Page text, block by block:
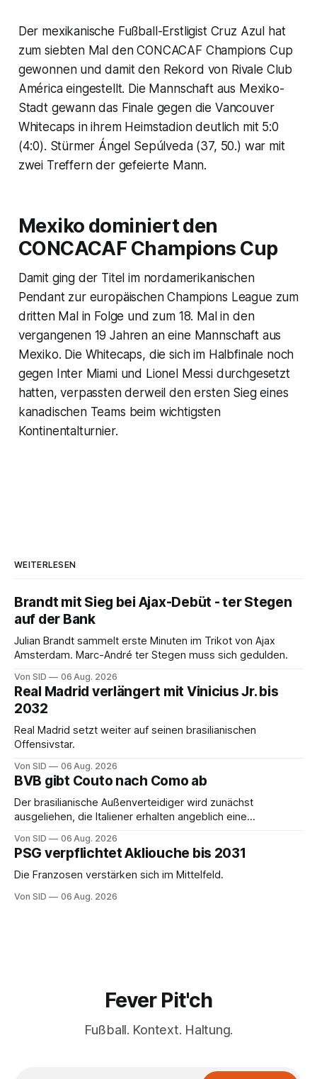
Der mexikanische Fußball-Erstligist Cruz Azul hat
zum siebten Mal den CONCACAF Champions Cup
gewonnen und damit den Rekord von Rivale Club
América eingestellt. Die Mannschaft aus Mexiko-
Stadt gewann das Finale gegen die Vancouver
Whitecaps in ihrem Heimstadion deutlich mit 5:0
(4:0). Stürmer Ángel Sepúlveda (37, 50.) war mit
zwei Treffern der gefeierte Mann.
Mexiko dominiert den
CONCACAF Champions Cup
Damit ging der Titel im nordamerikanischen
Pendant zur europäischen Champions League zum
dritten Mal in Folge und zum 18. Mal in den
vergangenen 19 Jahren an eine Mannschaft aus
Mexiko. Die Whitecaps, die sich im Halbfinale noch
gegen Inter Miami und Lionel Messi durchgesetzt
hatten, verpassten derweil den ersten Sieg eines
kanadischen Teams beim wichtigsten
Kontinentalturnier.
WEITERLESEN
Brandt mit Sieg bei Ajax-Debüt - ter Stegen
auf der Bank
Julian Brandt sammelt erste Minuten im Trikot von Ajax
Amsterdam. Marc-André ter Stegen muss sich gedulden.
Von SID 06 Aug. 2026
Real Madrid verlängert mit Vinicius Jr. bis
2032
Real Madrid setzt weiter auf seinen brasilianischen
Offensivstar.
Von SID 06 Aug. 2026
BVB gibt Couto nach Como ab
Der brasilianische Außenverteidiger wird zunächst
ausgeliehen, die Italiener erhalten angeblich eine
Von SID 06 Aug. 2026
PSG verpflichtet Akliouche bis 2031
Die Franzosen verstärken sich im Mittelfeld.
Von SID 06 Aug. 2026
Fever Pit'ch
Fußball. Kontext. Haltung.